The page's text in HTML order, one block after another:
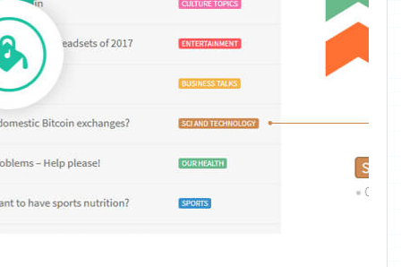
مباحث بحث
بیشتر مورد
توجه قرار گیرد